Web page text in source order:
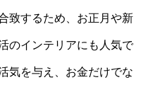
致するため、お正月や新
のインテリアにも人気で
気を与え、お金だけでな